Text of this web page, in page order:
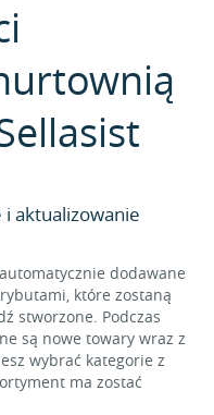
aktualizowanie
dodawane
które zostaną
stworzone. Podczas
są nowe towary wraz z
wybrać kategorie z
ma zostać